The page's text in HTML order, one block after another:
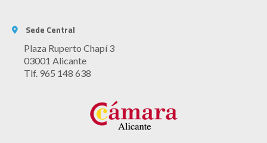
Sede Central
Plaza Ruperto Chapí 3
03001 Alicante
Tlf. 965 148 638